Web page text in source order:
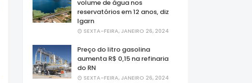
volume de água nos
reservatórios em 12 anos, diz
Igarn
SEXTA-FEIRA, JANEIRO 26, 2024
Preço do litro gasolina
aumenta R$ 0,15 na refinaria
do RN
SEXTA-FEIRA, JANEIRO 26, 2024